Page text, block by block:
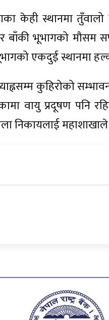
केही स्थानमा
भूभागको मौसम
एकदुई स्थानमा
कुहिरोको
वायु प्रदूषण पनि
निकायलाई